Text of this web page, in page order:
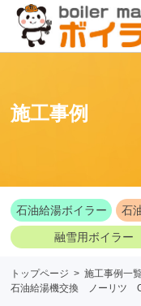
施工事例
石油給湯ボイラー 石
融雪用ボイラー
トップページ > 施工事例一
石油給湯機交換 ノーリツ